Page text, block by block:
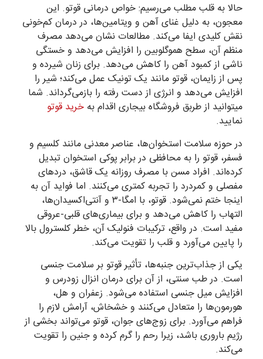
حالا به قلب مطلب می‌رسیم: خواص درمانی قوتو. این
معجون، به دلیل غنای آهن و ویتامین‌ها، در درمان کم‌خونی
نقش کلیدی ایفا می‌کند. مطالعات نشان می‌دهد مصرف
منظم آن، سطح هموگلوبین را افزایش می‌دهد و خستگی
ناشی از کمبود آهن را کاهش می‌دهد. برای زنان شیرده و
پس از زایمان، قوتو مانند یک تونیک عمل می‌کند؛ شیر را
افزایش می‌دهد و انرژی از دست رفته را بازمی‌گرداند. شما
میتوانید از طربق فروشگاه بیجاری اقدام به خرید قوتو
نمایید.
در حوزه سلامت استخوان‌ها، عناصر معدنی مانند کلسیم و
فسفر، قوتو را به محافظی در برابر پوکی استخوان تبدیل
کرده‌اند. افراد مسن با مصرف روزانه یک قاشق، دردهای
مفصلی و کمردرد را تجربه کمتری می‌کنند. اما فواید آن به
اینجا ختم نمی‌شود. قوتو، با امگا-۳ و آنتی‌اکسیدان‌ها،
التهاب را کاهش می‌دهد و برای بیماری‌های قلبی-عروقی
مفید است. در واقع، ترکیبات فنولیک آن، خطر کلسترول بالا
را پایین می‌آورد و قلب را تقویت می‌کند.
یکی از جذاب‌ترین جنبه‌ها، تأثیر قوتو بر سلامت جنسی
است. در طب سنتی، از آن برای درمان انزال زودرس و
افزایش میل جنسی استفاده می‌شود. زعفران و هل،
هورمون‌ها را متعادل می‌کنند و خشخاش، آرامش لازم را
فراهم می‌آورد. برای زوج‌های جوان، قوتو می‌تواند بخشی از
رژیم باروری باشد، زیرا رحم را گرم کرده و جنین را تقویت
می‌کند.